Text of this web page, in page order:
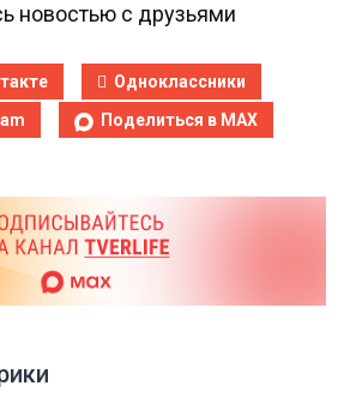
новостью с друзьями
Одноклассники
Поделиться в MAX